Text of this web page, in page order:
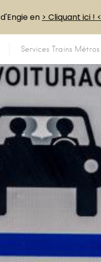
Services Trains Métros
d'Engie en > Cliquant ici ! <